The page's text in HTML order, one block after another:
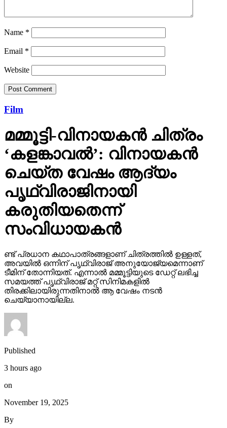
Name *
Email *
Website
Film
മമ്മൂട്ടി-വിനായകന്‍ ചിത്രം
‘കളങ്കാവല്‍’: വിനായകന്‍
ചെയ്ത വേഷം ആദ്യം
പൃഥ്വിരാജിനായി
കരുതിയതെന്ന്
സംവിധായകന്‍
ണ്ട് പ്രധാന കഥാപാത്രങ്ങളാണ് ചിത്രത്തില്‍ ഉള്ളത്,
അവയില്‍ ഒന്നിന് പൃഥ്വിരാജ് അനുയോജ്യമെന്നാണ്
ടീമിന് തോന്നിയത്. എന്നാല്‍ മമ്മൂട്ടിയുടെ ഡേറ്റ് ലഭിച്ച
സമയത്ത് പൃഥ്വിരാജ് മറ്റ് സിനിമകളില്‍
തിരക്കിലായിരുന്നതിനാല്‍ ആ വേഷം നടന്‍
ചെയ്യാനായില്ല.
Published
3 hours ago
on
November 19, 2025
By